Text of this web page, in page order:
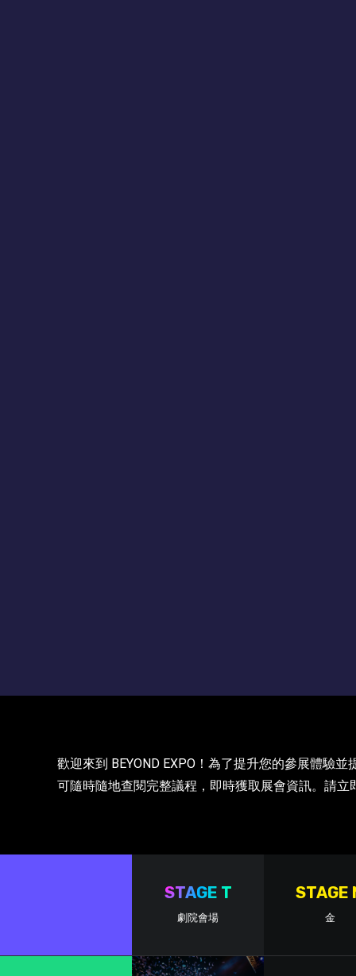
歡迎來到 BEYOND EXPO！為了提升您的參展體驗
可隨時隨地查閱完整議程，即時獲取展會資訊。請立
STAGE T
劇院會場
STAGE
金